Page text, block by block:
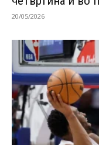
20/05/2026